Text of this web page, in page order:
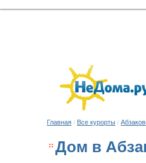
Главная / Все курорты /
Дом в